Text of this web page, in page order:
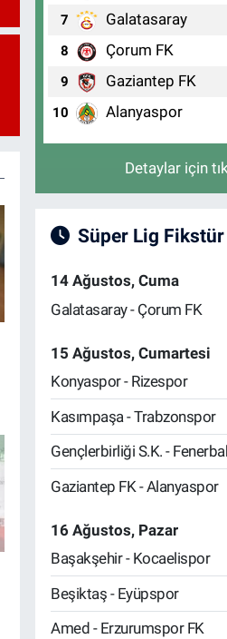
7 Galatasaray
8 Çorum FK
9 Gaziantep FK
10 Alanyaspor
Detaylar için
Süper Lig Fikstür
14 Ağustos, Cuma
Galatasaray - Çorum FK
15 Ağustos, Cumartesi
Konyaspor - Rizespor
Kasımpaşa - Trabzonspor
Gençlerbirliği S.K. -
Gaziantep FK - Alanyaspor
16 Ağustos, Pazar
Başakşehir - Kocaelispor
Beşiktaş - Eyüpspor
Amed - Erzurumspor FK